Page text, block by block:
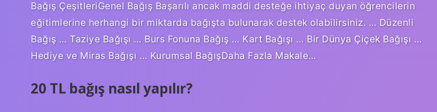
Bağış ÇeşitleriGenel Bağış Başarılı ancak maddi desteğe ihtiyaç duyan öğrencilerin
eğitimlerine herhangi bir miktarda bağışta bulunarak destek olabilirsiniz. … Düzenli
Bağış … Taziye Bağışı … Burs Fonuna Bağış … Kart Bağışı … Bir Dünya Çiçek Bağışı …
Hediye ve Miras Bağışı … Kurumsal BağışDaha Fazla Makale…
20 TL bağış nasıl yapılır?